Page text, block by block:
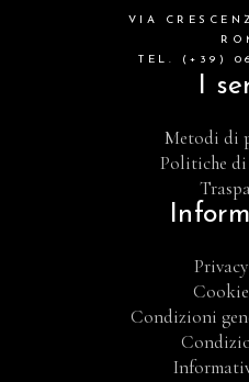
VIA
TEL. (+39)
I
Metodi di
Politiche di
Condizioni